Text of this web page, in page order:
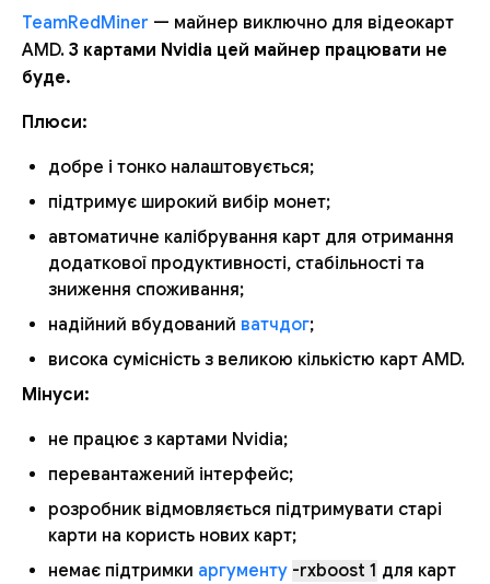
TeamRedMiner — майнер виключно для відеокарт
AMD. З картами Nvidia цей майнер працювати не
буде.
Плюси:
добре і тонко налаштовується;
підтримує широкий вибір монет;
автоматичне калібрування карт для отримання
додаткової продуктивності, стабільності та
зниження споживання;
надійний вбудований ватчдог;
висока сумісність з великою кількістю карт AMD.
Мінуси:
не працює з картами Nvidia;
перевантажений інтерфейс;
розробник відмовляється підтримувати старі
карти на користь нових карт;
немає підтримки аргументу -rxboost 1 для карт